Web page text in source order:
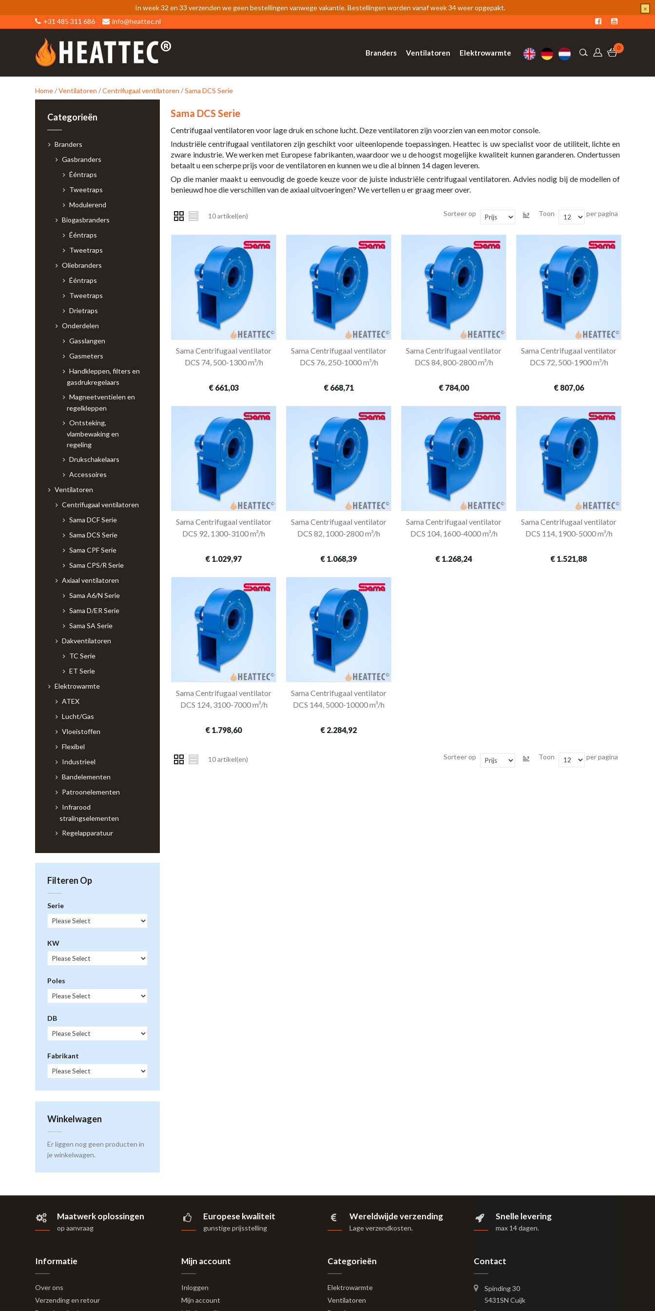
In week 32 en 33 verzenden we geen bestellingen vanwege vakantie. Bestellingen worden vanaf week 34 weer opgepakt.
×
+31 485 311 686
info@heattec.nl
0
Branders Ventilatoren Elektrowarmte
Home/Ventilatoren /Centrifugaal ventilatoren /Sama DCS Serie
Sama DCS Serie
Centrifugaal ventilatoren voor lage druk en schone lucht. Deze ventilatoren zijn voorzien van een motor console.
Industriële centrifugaal ventilatoren zijn geschikt voor uiteenlopende toepassingen. Heattec is uw specialist voor de utiliteit, lichte en
zware industrie. We werken met Europese fabrikanten, waardoor we u de hoogst mogelijke kwaliteit kunnen garanderen. Ondertussen
betaalt u een scherpe prijs voor de ventilatoren en kunnen we u die al binnen 14 dagen leveren.
Op die manier maakt u eenvoudig de goede keuze voor de juiste industriële centrifugaal ventilatoren. Advies nodig bij de modellen of
benieuwd hoe die verschillen van de axiaal uitvoeringen? We vertellen u er graag meer over.
10 artikel(en) Toon per pagina
Sorteer op
In winkelwagen
Sama Centrifugaal ventilator
DCS 74, 500-1300 m³/h
€ 661,03
In winkelwagen
Sama Centrifugaal ventilator
DCS 76, 250-1000 m³/h
€ 668,71
In winkelwagen
Sama Centrifugaal ventilator
DCS 84, 800-2800 m³/h
€ 784,00
In winkelwagen
Sama Centrifugaal ventilator
DCS 72, 500-1900 m³/h
€ 807,06
In winkelwagen
Sama Centrifugaal ventilator
DCS 92, 1300-3100 m³/h
€ 1.029,97
In winkelwagen
Sama Centrifugaal ventilator
DCS 82, 1000-2800 m³/h
€ 1.068,39
In winkelwagen
Sama Centrifugaal ventilator
DCS 104, 1600-4000 m³/h
€ 1.268,24
In winkelwagen
Sama Centrifugaal ventilator
DCS 114, 1900-5000 m³/h
€ 1.521,88
In winkelwagen
Sama Centrifugaal ventilator
DCS 124, 3100-7000 m³/h
€ 1.798,60
In winkelwagen
Sama Centrifugaal ventilator
DCS 144, 5000-10000 m³/h
€ 2.284,92
10 artikel(en) Toon per pagina
Sorteer op
Categorieën
Branders
Gasbranders
Ééntraps
Tweetraps
Modulerend
Biogasbranders
Ééntraps
Tweetraps
Oliebranders
Ééntraps
Tweetraps
Drietraps
Onderdelen
Gasslangen
Gasmeters
Handkleppen, filters en
gasdrukregelaars
Magneetventielen en
regelkleppen
Ontsteking,
vlambewaking en
regeling
Drukschakelaars
Accessoires
Ventilatoren
Centrifugaal ventilatoren
Sama DCF Serie
Sama DCS Serie
Sama CPF Serie
Sama CPS/R Serie
Axiaal ventilatoren
Sama A6/N Serie
Sama D/ER Serie
Sama SA Serie
Dakventilatoren
TC Serie
ET Serie
Elektrowarmte
ATEX
Lucht/Gas
Vloeistoffen
Flexibel
Industrieel
Bandelementen
Patroonelementen
Infrarood
stralingselementen
Regelapparatuur
Filteren Op
Serie
KW
Poles
DB
Fabrikant
Winkelwagen
Er liggen nog geen producten in
je winkelwagen.
Maatwerk oplossingen
op aanvraag
Europese kwaliteit
gunstige prijsstelling
Wereldwijde verzending
Lage verzendkosten.
Snelle levering
max 14 dagen.
Informatie
Over ons
Verzending en retour
Mijn account
Inloggen
Mijn account
Categorieën
Elektrowarmte
Ventilatoren
Contact
Spinding 30
5431SN Cuijk